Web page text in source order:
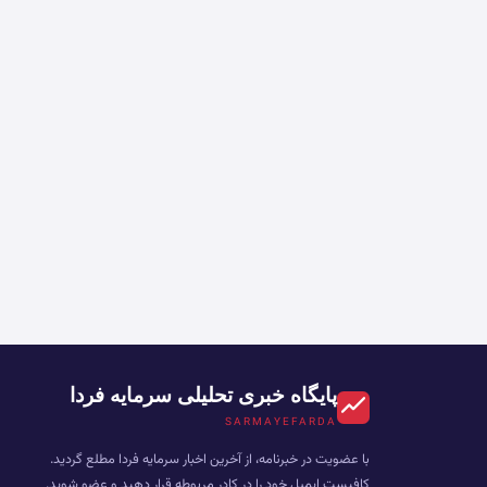
پایگاه خبری تحلیلی سرمایه فردا
SARMAYEFARDA
با عضویت در خبرنامه، از آخرین اخبار سرمایه فردا مطلع گردید.